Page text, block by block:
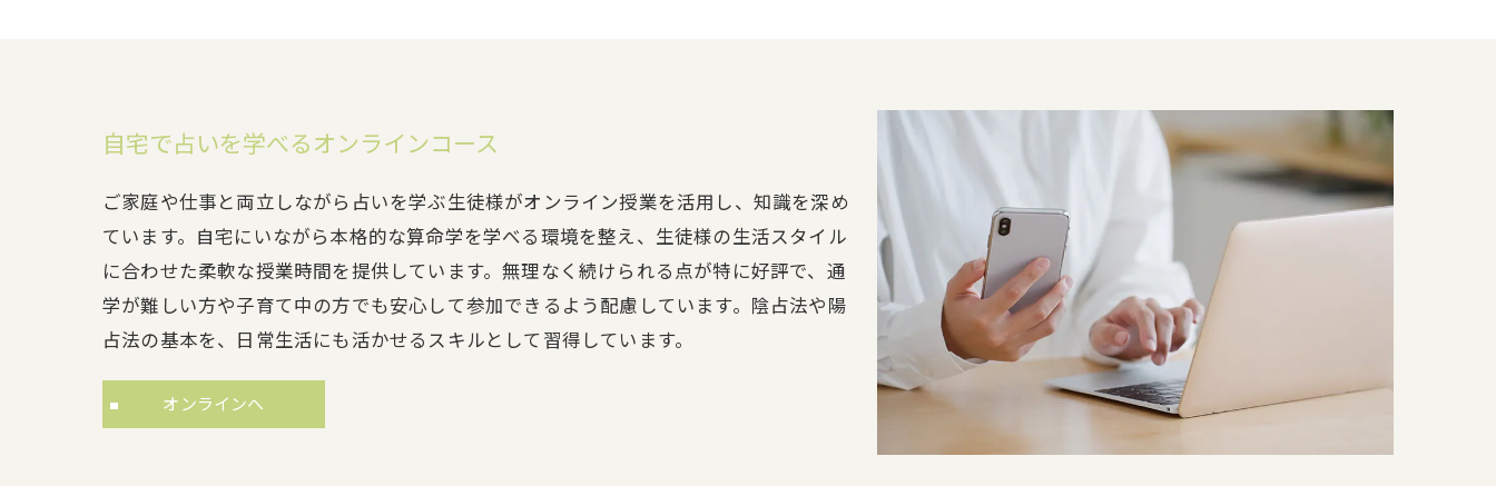
自宅で占いを学べるオンラインコース
ご家庭や仕事と両立しながら占いを学ぶ生徒様がオンライン授業を活用し、知識を深め
ています。自宅にいながら本格的な算命学を学べる環境を整え、生徒様の生活スタイル
に合わせた柔軟な授業時間を提供しています。無理なく続けられる点が特に好評で、通
学が難しい方や子育て中の方でも安心して参加できるよう配慮しています。陰占法や陽
占法の基本を、日常生活にも活かせるスキルとして習得しています。
オンラインへ